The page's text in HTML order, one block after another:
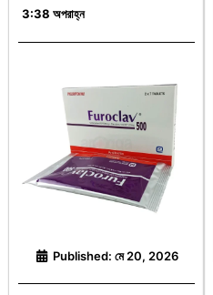
3:38 অপরাহ্ন
Published: মে 20, 2026